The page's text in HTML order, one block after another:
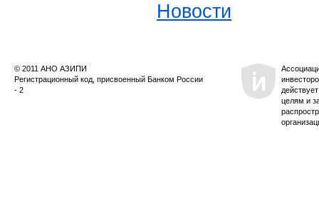
Новости
© 2011 АНО АЗИПИ
Регистрационный код, присвоенный Банком России
- 2
целям и